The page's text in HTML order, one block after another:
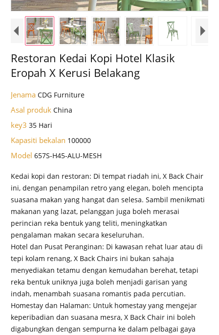
Restoran Kedai Kopi Hotel Klasik
Eropah X Kerusi Belakang
JenamaCDG Furniture
Asal produkChina
key335 Hari
Kapasiti bekalan 100000
Model657S-H45-ALU-MESH
Kedai kopi dan restoran: Di tempat riadah ini, X Back Chair
ini, dengan penampilan retro yang elegan, boleh mencipta
suasana makan yang hangat dan selesa. Sambil menikmati
makanan yang lazat, pelanggan juga boleh merasai
perincian reka bentuk yang teliti, meningkatkan
pengalaman makan secara keseluruhan.
Hotel dan Pusat Peranginan: Di kawasan rehat luar atau di
tepi kolam renang, X Back Chairs ini bukan sahaja
menyediakan tetamu dengan kemudahan berehat, tetapi
reka bentuk uniknya juga boleh menjadi garisan yang
indah, menambah suasana romantis pada percutian.
Homestay dan Halaman: Untuk homestay yang mengejar
keperibadian dan suasana mesra, X Back Chair ini boleh
digabungkan dengan sempurna ke dalam pelbagai gaya